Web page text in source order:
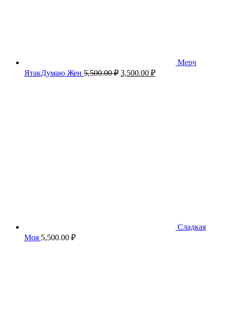
Мерч
ЯтакДумаю Жен 5,500.00₽ Первоначальная
3,500.00 ₽Текущая
Сладкая
Моя 5,500.00 ₽